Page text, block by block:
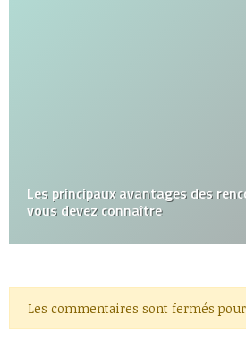
Les principaux avantages des
vous devez connaître
Les commentaires sont fermés